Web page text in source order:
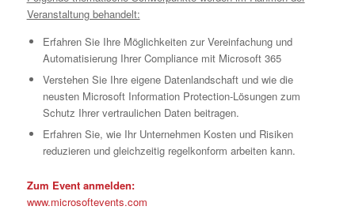
Veranstaltung behandelt:
Erfahren Sie Ihre Möglichkeiten zur Vereinfachung und
Automatisierung Ihrer Compliance mit Microsoft 365
Verstehen Sie Ihre eigene Datenlandschaft und wie die
neusten Microsoft Information Protection-Lösungen zum
Schutz Ihrer vertraulichen Daten beitragen.
Erfahren Sie, wie Ihr Unternehmen Kosten und Risiken
reduzieren und gleichzeitig regelkonform arbeiten kann.
Zum Event anmelden:
www.microsoftevents.com